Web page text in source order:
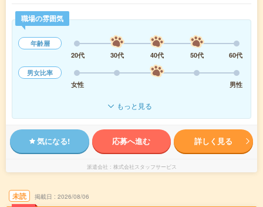
職場の雰囲気
年齢層
20代
30代 40代 50代
60代
男女比率
女性
男性
もっと見る
気になる! 応募へ進む 詳しく見る
派遣会社 株式会社スタッフサービス
未読 掲載日 2026/08/06